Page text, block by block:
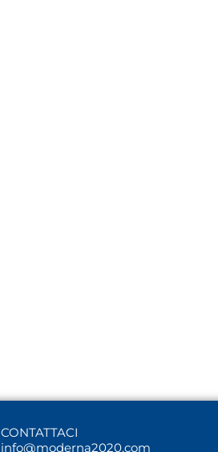
CONTATTACI
info@moderna2020.com